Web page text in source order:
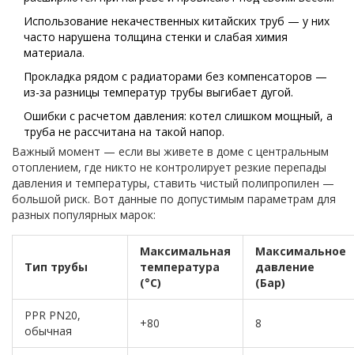
Использование некачественных китайских труб — у них
часто нарушена толщина стенки и слабая химия
материала.
Прокладка рядом с радиаторами без компенсаторов —
из-за разницы температур трубы выгибает дугой.
Ошибки с расчетом давления: котел слишком мощный, а
труба не рассчитана на такой напор.
Важный момент — если вы живете в доме с центральным
отоплением, где никто не контролирует резкие перепады
давления и температуры, ставить чистый полипропилен —
большой риск. Вот данные по допустимым параметрам для
разных популярных марок:
Тип трубы
Максимальная
температура
(°C)
Максимальное
давление
(Бар)
PPR PN20,
обычная
+80 8